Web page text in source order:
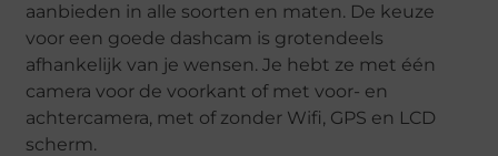
aanbieden in alle soorten en maten. De keuze
voor een goede dashcam is grotendeels
afhankelijk van je wensen. Je hebt ze met één
camera voor de voorkant of met voor- en
achtercamera, met of zonder Wifi, GPS en LCD
scherm.